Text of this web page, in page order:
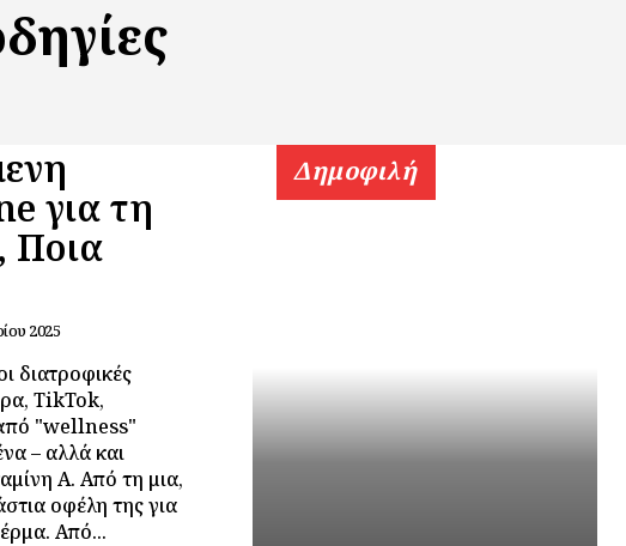
για τη
Ποια
2025
διατροφικές
TikTok,
"wellness"
– αλλά και
Α. Από τη μια,
οφέλη της για
Από...
Δημοφιλή